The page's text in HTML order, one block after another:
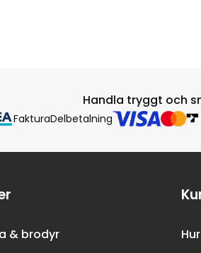
Handla tryggt och
FakturaDelbetalning
& brodyr